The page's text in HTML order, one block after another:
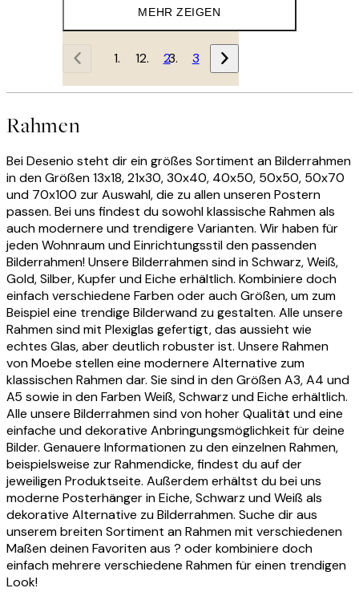
MEHR ZEIGEN
1 2 3
Rahmen
Bei Desenio steht dir ein größes Sortiment an Bilderrahmen
in den Größen 13x18, 21x30, 30x40, 40x50, 50x50, 50x70
und 70x100 zur Auswahl, die zu allen unseren Postern
passen. Bei uns findest du sowohl klassische Rahmen als
auch modernere und trendigere Varianten. Wir haben für
jeden Wohnraum und Einrichtungsstil den passenden
Bilderrahmen! Unsere Bilderrahmen sind in Schwarz, Weiß,
Gold, Silber, Kupfer und Eiche erhältlich. Kombiniere doch
einfach verschiedene Farben oder auch Größen, um zum
Beispiel eine trendige Bilderwand zu gestalten. Alle unsere
Rahmen sind mit Plexiglas gefertigt, das aussieht wie
echtes Glas, aber deutlich robuster ist. Unsere Rahmen
von Moebe stellen eine modernere Alternative zum
klassischen Rahmen dar. Sie sind in den Größen A3, A4 und
A5 sowie in den Farben Weiß, Schwarz und Eiche erhältlich.
Alle unsere Bilderrahmen sind von hoher Qualität und eine
einfache und dekorative Anbringungsmöglichkeit für deine
Bilder. Genauere Informationen zu den einzelnen Rahmen,
beispielsweise zur Rahmendicke, findest du auf der
jeweiligen Produktseite. Außerdem erhältst du bei uns
moderne Posterhänger in Eiche, Schwarz und Weiß als
dekorative Alternative zu Bilderrahmen. Suche dir aus
unserem breiten Sortiment an Rahmen mit verschiedenen
Maßen deinen Favoriten aus ? oder kombiniere doch
einfach mehrere verschiedene Rahmen für einen trendigen
Look!